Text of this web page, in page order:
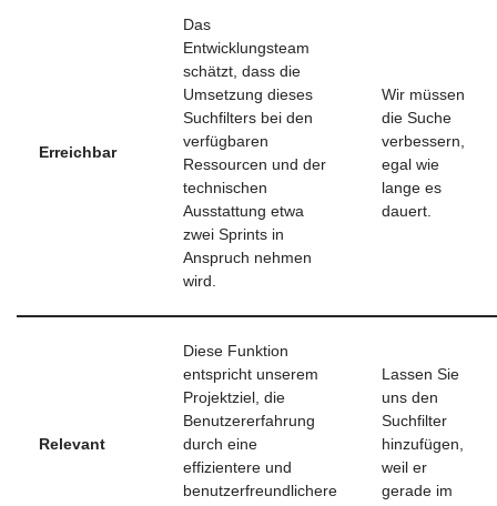
Erreichbar
Das
Entwicklungsteam
schätzt, dass die
Umsetzung dieses
Suchfilters bei den
verfügbaren
Ressourcen und der
technischen
Ausstattung etwa
zwei Sprints in
Anspruch nehmen
wird.
Wir müssen
die Suche
verbessern,
egal wie
lange es
dauert.
Relevant
Diese Funktion
entspricht unserem
Projektziel, die
Benutzererfahrung
durch eine
effizientere und
benutzerfreundlichere
Lassen Sie
uns den
Suchfilter
hinzufügen,
weil er
gerade im